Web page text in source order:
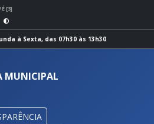
[3]
à Sexta, das 07h30 às 13h30
MUNICIPAL